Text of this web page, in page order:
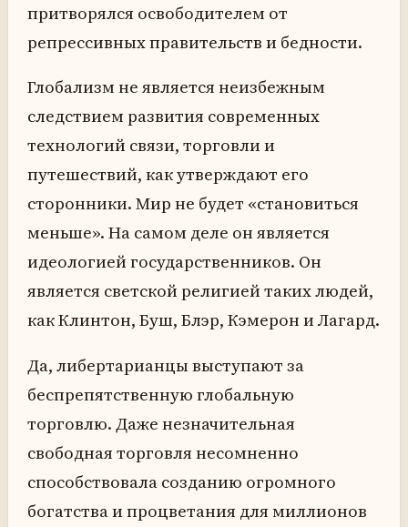
притворялся освободителем от
репрессивных правительств и бедности.
Глобализм не является неизбежным
следствием развития современных
технологий связи, торговли и
путешествий, как утверждают его
сторонники. Мир не будет «становиться
меньше». На самом деле он является
идеологией государственников. Он
является светской религией таких людей,
как Клинтон, Буш, Блэр, Кэмерон и Лагард.
Да, либертарианцы выступают за
беспрепятственную глобальную
торговлю. Даже незначительная
свободная торговля несомненно
способствовала созданию огромного
богатства и процветания для миллионов